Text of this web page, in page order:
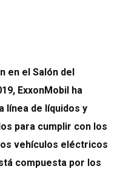
en el Salón del
ExxonMobil ha
línea de líquidos y
para cumplir con los
vehículos eléctricos
compuesta por los